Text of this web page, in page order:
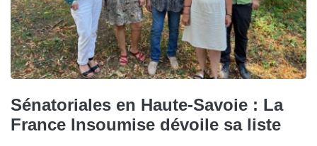
Sénatoriales en Haute-Savoie : La
France Insoumise dévoile sa liste